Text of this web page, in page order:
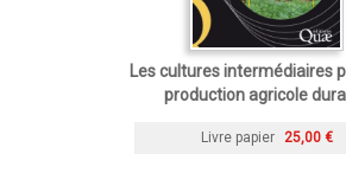
Les cultures intermédiaires
production agricole
Livre papier 25,00 €